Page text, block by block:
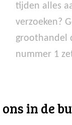
tijden alles
verzoeken?
groothandel
nummer 1
in de